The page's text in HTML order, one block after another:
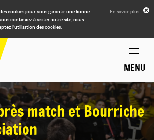
cookies pour vous garantir une bonne
continuez à visiter notre site, nous
l'utilisation des cookies.
En savoir plus
MENU
match et Bourriche